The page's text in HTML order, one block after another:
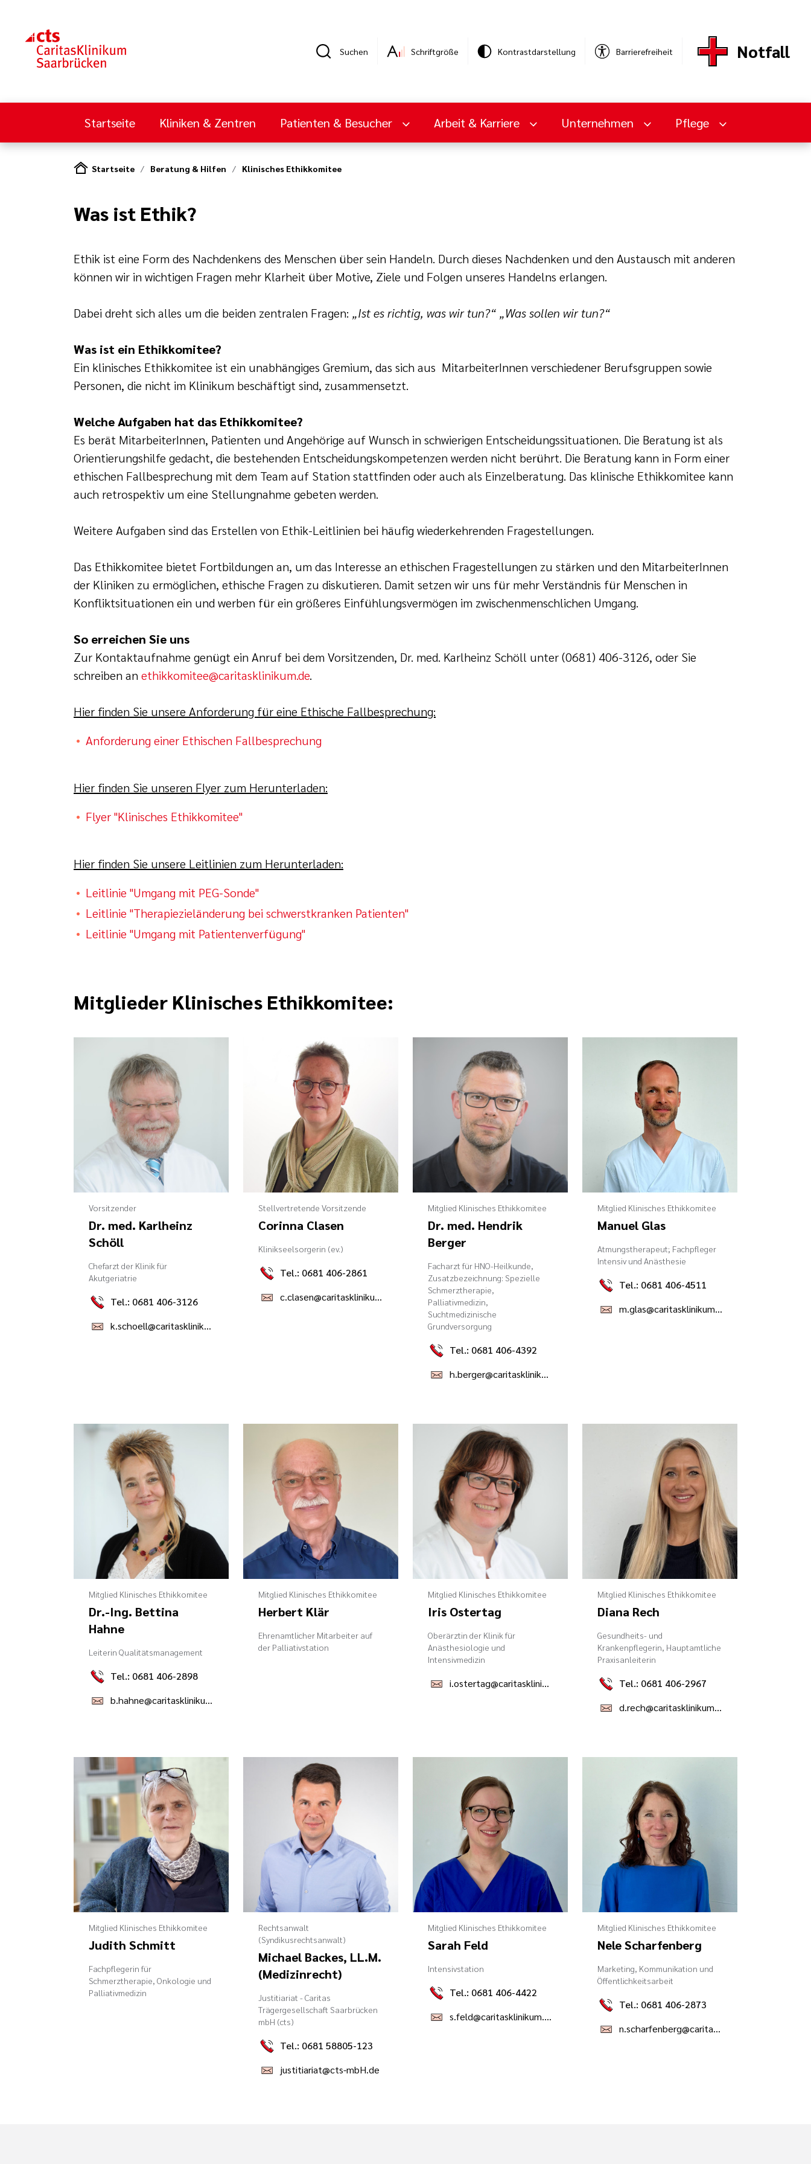
Suchen Schriftgröße Kontrastdarstellung Barrierefreiheit Notfall
Startseite Kliniken & Zentren Patienten & Besucher Arbeit & Karriere Unternehmen Pflege
Startseite Beratung & Hilfen Klinisches Ethikkomitee
Was ist Ethik?
Ethik ist eine Form des Nachdenkens des Menschen über sein Handeln. Durch dieses Nachdenken und den Austausch mit anderen
können wir in wichtigen Fragen mehr Klarheit über Motive, Ziele und Folgen unseres Handelns erlangen.
Dabei dreht sich alles um die beiden zentralen Fragen: „Ist es richtig, was wir tun?“ „Was sollen wir tun?“
Was ist ein Ethikkomitee?
Ein klinisches Ethikkomitee ist ein unabhängiges Gremium, das sich aus MitarbeiterInnen verschiedener Berufsgruppen sowie
Personen, die nicht im Klinikum beschäftigt sind, zusammensetzt.
Welche Aufgaben hat das Ethikkomitee?
Es berät MitarbeiterInnen, Patienten und Angehörige auf Wunsch in schwierigen Entscheidungssituationen. Die Beratung ist als
Orientierungshilfe gedacht, die bestehenden Entscheidungskompetenzen werden nicht berührt. Die Beratung kann in Form einer
ethischen Fallbesprechung mit dem Team auf Station stattfinden oder auch als Einzelberatung. Das klinische Ethikkomitee kann
auch retrospektiv um eine Stellungnahme gebeten werden.
Weitere Aufgaben sind das Erstellen von Ethik-Leitlinien bei häufig wiederkehrenden Fragestellungen.
Das Ethikkomitee bietet Fortbildungen an, um das Interesse an ethischen Fragestellungen zu stärken und den MitarbeiterInnen
der Kliniken zu ermöglichen, ethische Fragen zu diskutieren. Damit setzen wir uns für mehr Verständnis für Menschen in
Konfliktsituationen ein und werben für ein größeres Einfühlungsvermögen im zwischenmenschlichen Umgang.
So erreichen Sie uns
Zur Kontaktaufnahme genügt ein Anruf bei dem Vorsitzenden, Dr. med. Karlheinz Schöll unter (0681) 406-3126, oder Sie
schreiben anethikkomitee@caritasklinikum.de.
Hier finden Sie unsere Anforderung für eine Ethische Fallbesprechung:
Anforderung einer Ethischen Fallbesprechung
Hier finden Sie unseren Flyer zum Herunterladen:
Flyer "Klinisches Ethikkomitee"
Hier finden Sie unsere Leitlinien zum Herunterladen:
Leitlinie "Umgang mit PEG-Sonde"
Leitlinie "Therapiezieländerung bei schwerstkranken Patienten"
Leitlinie "Umgang mit Patientenverfügung"
Mitglieder Klinisches Ethikkomitee:
Vorsitzender
Dr. med. Karlheinz
Schöll
Chefarzt der Klinik für
Akutgeriatrie
Tel.: 0681 406-3126
k.schoell@caritasklinikum.de
Stellvertretende Vorsitzende
Corinna Clasen
Klinikseelsorgerin (ev.)
Tel.: 0681 406-2861
c.clasen@caritasklinikum.de
Mitglied Klinisches Ethikkomitee
Dr. med. Hendrik
Berger
Facharzt für HNO-Heilkunde,
Zusatzbezeichnung: Spezielle
Schmerztherapie,
Palliativmedizin,
Suchtmedizinische
Grundversorgung
Tel.: 0681 406-4392
h.berger@caritasklinikum.de
Mitglied Klinisches Ethikkomitee
Manuel Glas
Atmungstherapeut; Fachpfleger
Intensiv und Anästhesie
Tel.: 0681 406-4511
m.glas@caritasklinikum.de
Mitglied Klinisches Ethikkomitee
Dr.-Ing. Bettina
Hahne
Leiterin Qualitätsmanagement
Tel.: 0681 406-2898
b.hahne@caritasklinikum.de
Mitglied Klinisches Ethikkomitee
Herbert Klär
Ehrenamtlicher Mitarbeiter auf
der Palliativstation
Mitglied Klinisches Ethikkomitee
Iris Ostertag
Oberärztin der Klinik für
Anästhesiologie und
Intensivmedizin
i.ostertag@caritasklinikum.de
Mitglied Klinisches Ethikkomitee
Diana Rech
Gesundheits- und
Krankenpflegerin, Hauptamtliche
Praxisanleiterin
Tel.: 0681 406-2967
d.rech@caritasklinikum.de
Mitglied Klinisches Ethikkomitee
Judith Schmitt
Fachpflegerin für
Schmerztherapie, Onkologie und
Palliativmedizin
Rechtsanwalt
(Syndikusrechtsanwalt)
Michael Backes, LL.M.
(Medizinrecht)
Justitiariat - Caritas
Trägergesellschaft Saarbrücken
mbH (cts)
Tel.: 0681 58805-123
justitiariat@cts-mbH.de
Mitglied Klinisches Ethikkomitee
Sarah Feld
Intensivstation
Tel.: 0681 406-4422
s.feld@caritasklinikum.de
Mitglied Klinisches Ethikkomitee
Nele Scharfenberg
Marketing, Kommunikation und
Öffentlichkeitsarbeit
Tel.: 0681 406-2873
n.scharfenberg@caritasklinikum.de